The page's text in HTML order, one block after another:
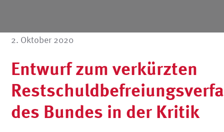
2. Oktober 2020
Entwurf zum verkürzten
des Bundes in der Kritik